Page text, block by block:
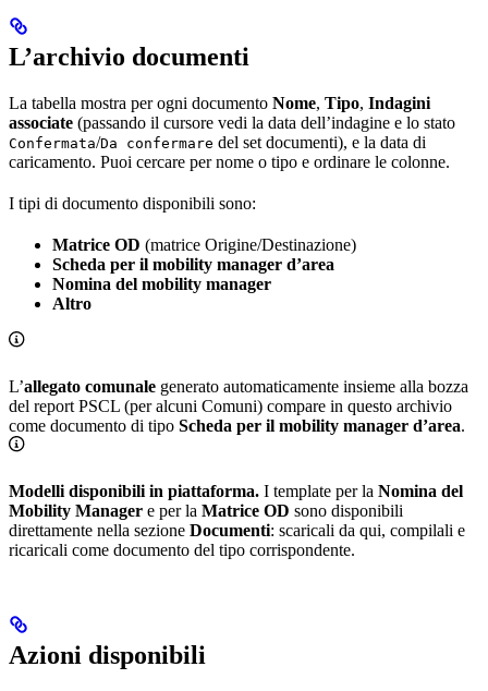
L’archivio documenti
La tabella mostra per ogni documento Nome, Tipo, Indagini
associate (passando il cursore vedi la data dell’indagine e lo stato
Confermata/Da confermare del set documenti), e la data di
caricamento. Puoi cercare per nome o tipo e ordinare le colonne.
I tipi di documento disponibili sono:
Matrice OD (matrice Origine/Destinazione)
Scheda per il mobility manager d’area
Nomina del mobility manager
Altro
L’allegato comunale generato automaticamente insieme alla bozza
del report PSCL (per alcuni Comuni) compare in questo archivio
come documento di tipo Scheda per il mobility manager d’area.
Modelli disponibili in piattaforma. I template per la Nomina del
Mobility Manager e per la Matrice OD sono disponibili
direttamente nella sezione Documenti: scaricali da qui, compilali e
ricaricali come documento del tipo corrispondente.
Azioni disponibili